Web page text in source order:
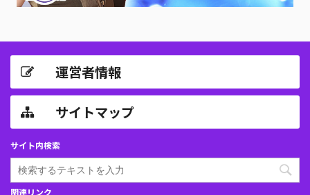
運営者情報
サイトマップ
サイト内検索
関連リンク